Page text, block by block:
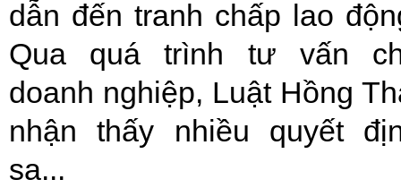
dẫn đến tranh chấp lao
Qua quá trình tư vấn
doanh nghiệp, Luật Hồng
nhận thấy nhiều quyết
sa...